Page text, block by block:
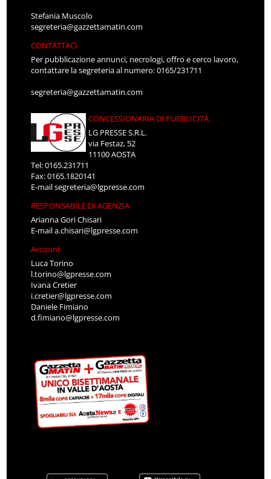
Stefania Muscolo
segreteria@gazzettamatin.com
CONTATTACI
Per pubblicazione annunci, necrologi, offro e cerco lavoro,
contattare la segreteria al numero: 0165/231711
segreteria@gazzettamatin.com
CONCESSIONARIA DI PUBBLICITÀ
LG PRESSE S.R.L.
via Festaz, 52
11100 AOSTA
Tel: 0165.231711
Fax: 0165.1820141
E-mailsegreteria@lgpresse.com
RESPONSABILE DI AGENZIA
Arianna Gori Chisari
E-maila.chisari@lgpresse.com
Account
Luca Torino
l.torino@lgpresse.com
Ivana Cretier
i.cretier@lgpresse.com
Daniele Fimiano
d.fimiano@lgpresse.com